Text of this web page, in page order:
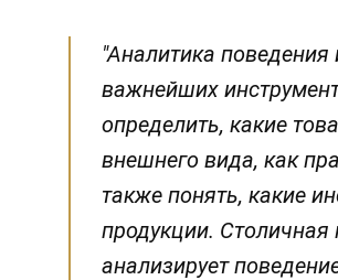
"Аналитика
важнейших
определить, какие
внешнего вида, как
также понять, какие
продукции. Столичная
анализирует